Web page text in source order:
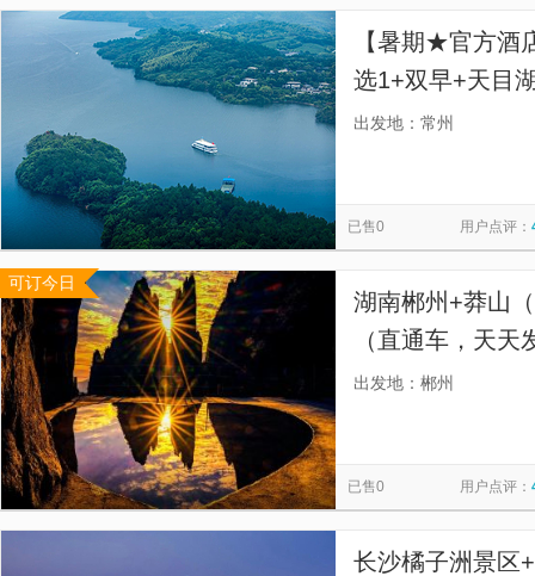
【暑期★官方酒
选1+双早+天目
园/天目湖御水
出发地：常州
已售0 用户点评：
可订今日
湖南郴州+莽山
（直通车，天
发班，纯玩无购
出发地：郴州
已售0 用户点评：
长沙橘子洲景区